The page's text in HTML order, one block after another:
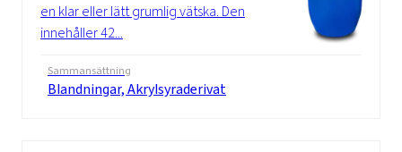
en klar eller lätt grumlig vätska. Den
innehåller 42...
Sammansättning
Blandningar, Akrylsyraderivat